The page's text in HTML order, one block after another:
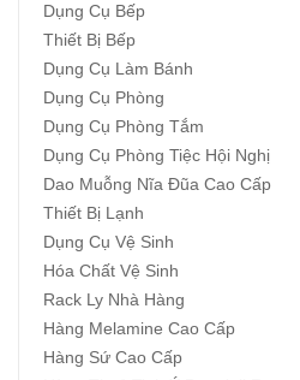
Dụng Cụ Bếp
Thiết Bị Bếp
Dụng Cụ Làm Bánh
Dụng Cụ Phòng
Dụng Cụ Phòng Tắm
Dụng Cụ Phòng Tiệc Hội Nghị
Dao Muỗng Nĩa Đũa Cao Cấp
Thiết Bị Lạnh
Dụng Cụ Vệ Sinh
Hóa Chất Vệ Sinh
Rack Ly Nhà Hàng
Hàng Melamine Cao Cấp
Hàng Sứ Cao Cấp